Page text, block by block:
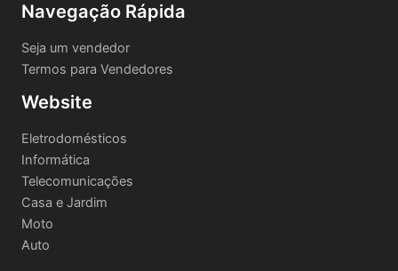
Navegação Rápida
Seja um vendedor
Termos para Vendedores
Website
Eletrodomésticos
Informática
Telecomunicações
Casa e Jardim
Moto
Auto